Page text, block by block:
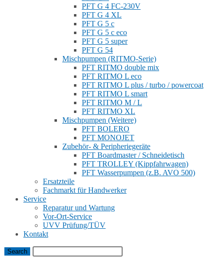
PFT G 4 FC-230V
PFT G 4 XL
PFT G 5 c
PFT G 5 c eco
PFT G 5 super
PFT G 54
Mischpumpen (RITMO-Serie)
PFT RITMO double mix
PFT RITMO L eco
PFT RITMO L plus / turbo / powercoat
PFT RITMO L smart
PFT RITMO M / L
PFT RITMO XL
Mischpumpen (Weitere)
PFT BOLERO
PFT MONOJET
Zubehör- & Peripheriegeräte
PFT Boardmaster / Schneidetisch
PFT TROLLEY (Kippfahrwagen)
PFT Wasserpumpen (z.B. AVO 500)
Ersatzteile
Fachmarkt für Handwerker
Service
Reparatur und Wartung
Vor-Ort-Service
UVV Prüfung/TÜV
Kontakt